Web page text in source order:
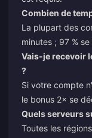
Combien de
La plupart des
minutes ; 97 %
Vais-je recevoir
?
Si votre compte
le bonus 2× se
Quels serveurs
Toutes les